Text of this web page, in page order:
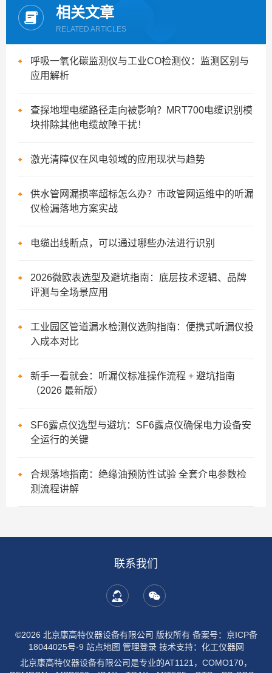
相关文章
RELATED ARTICLES
呼吸一氧化碳监测仪与工业CO检测仪：监测区别与
应用解析
查探地埋电缆路径走向被影响？MRT700电缆识别模
块排除其他电缆故障干扰！
激光清障仪在风电领域的应用现状与趋势
供水管网漏损率超标怎么办？市政管网运维中的听漏
仪检漏落地方案实战
电缆出线断点，可以通过哪些办法进行识别
2026微欧表选型及避坑指南：底层技术逻辑、品牌
评测与全场景应用
工业园区管道漏水检测仪选购指南：便携式听漏仪投
入成本对比
新手一看就会：听漏仪标准操作流程 + 避坑指南
（2026 最新版）
SF6露点仪选型与避坑：SF6露点仪确保电力设备安
全运行的关键
合规落地指南：绝缘油预防性试验 全套介电参数检
测流程讲解
联系我们
©2026 北京康高特仪器设备有限公司 版权所有 备案号：京ICP备
18044025号-9 站点地图 管理登录技术支持： 化工仪器网
北京康高特仪器设备有限公司是专业的AT1121，COMO170，